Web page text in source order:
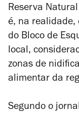
Reserva
é, na
do Bloco de
local,
zonas de
alimentar da
Segundo o jornal